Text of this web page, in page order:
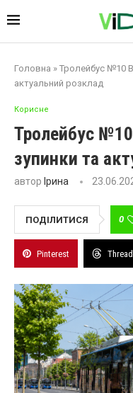
Головна » Тролейбус №10
актуальний розклад
Корисне
Тролейбус
зупинки та
автор Ірина
ПОДІЛИТИСЯ 0
Pinterest